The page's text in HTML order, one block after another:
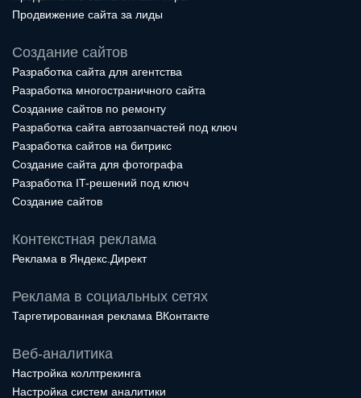
Продвижение сайта за лиды
Создание сайтов
Разработка сайта для агентства
Разработка многостраничного сайта
Создание сайтов по ремонту
Разработка сайта автозапчастей под ключ
Разработка сайтов на битрикс
Создание сайта для фотографа
Разработка IT-решений под ключ
Создание сайтов
Контекстная реклама
Реклама в Яндекс.Директ
Реклама в социальных сетях
Таргетированная реклама ВКонтакте
Веб-аналитика
Настройка коллтрекинга
Настройка систем аналитики